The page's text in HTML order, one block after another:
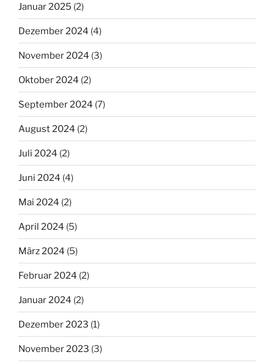
Januar 2025 (2)
Dezember 2024 (4)
November 2024 (3)
Oktober 2024 (2)
September 2024 (7)
August 2024 (2)
Juli 2024 (2)
Juni 2024 (4)
Mai 2024 (2)
April 2024 (5)
März 2024 (5)
Februar 2024 (2)
Januar 2024 (2)
Dezember 2023 (1)
November 2023 (3)